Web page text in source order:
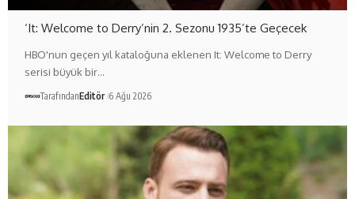
‘It: Welcome to Derry’nin 2. Sezonu 1935’te Geçecek
HBO'nun geçen yıl kataloğuna eklenen It: Welcome to Derry
serisi büyük bir…
TarafındanEditör 6 Ağu 2026